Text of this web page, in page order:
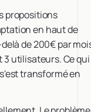
propositions
en haut de
de 200€ par
utilisateurs. Ce qui
transformé en